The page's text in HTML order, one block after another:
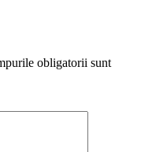
obligatorii sunt